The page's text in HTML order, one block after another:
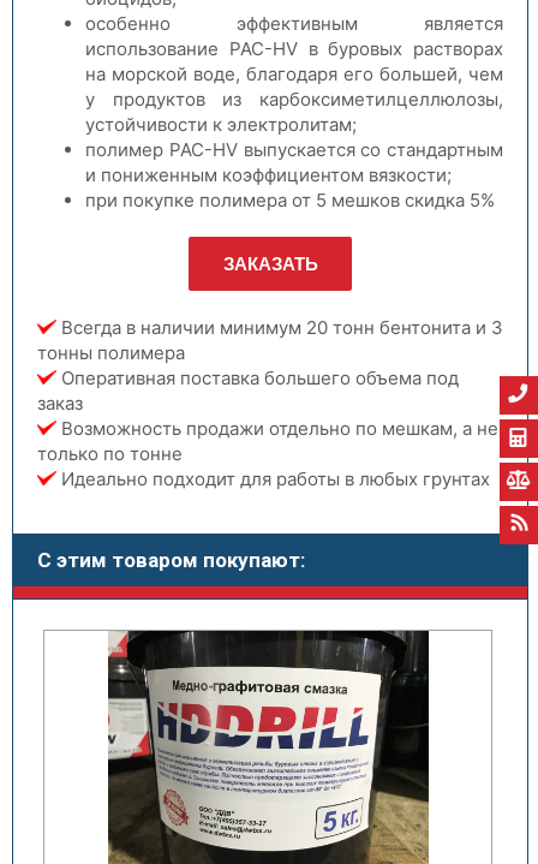
особенно эффективным является
использование PAC-HV в буровых растворах
на морской воде, благодаря его большей, чем
у продуктов из карбоксиметилцеллюлозы,
устойчивости к электролитам;
полимер PAC-HV выпускается со стандартным
и пониженным коэффициентом вязкости;
при покупке полимера от 5 мешков скидка 5%
ЗАКАЗАТЬ
Всегда в наличии минимум 20 тонн бентонита и 3
тонны полимера
Оперативная поставка большего объема под
заказ
Возможность продажи отдельно по мешкам, а не
только по тонне
Идеально подходит для работы в любых грунтах
С этим товаром покупают: